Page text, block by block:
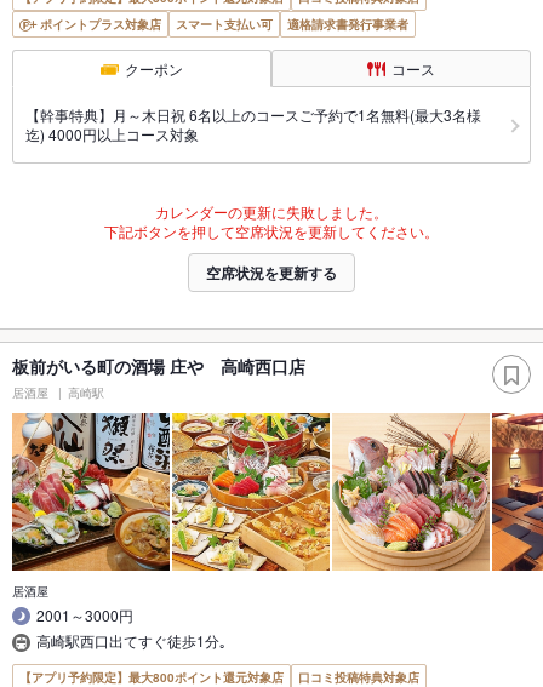
ポイントプラス対象店
スマート支払い可 適格請求書発行事業者
クーポン コース
【幹事特典】月～木日祝 6名以上のコースご予約で1名無料(最大3名様
迄) 4000円以上コース対象
カレンダーの更新に失敗しました。
下記ボタンを押して空席状況を更新してください。
空席状況を更新する
板前がいる町の酒場 庄や 高崎西口店
居酒屋 高崎駅
居酒屋
2001～3000円
高崎駅西口出てすぐ徒歩1分｡
【アプリ予約限定】最大800ポイント還元対象店
口コミ投稿特典対象店